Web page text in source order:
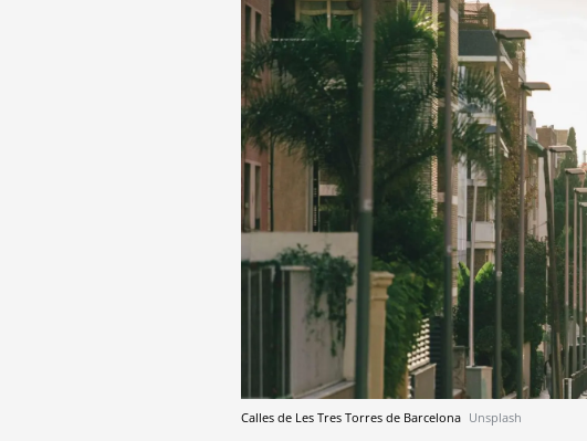
Calles de Les Tres Torres de Barcelona Unsplash